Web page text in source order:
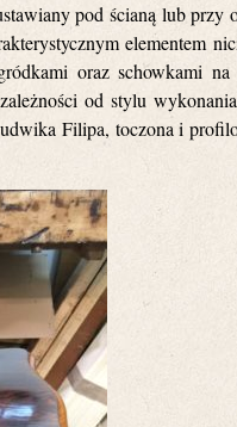
pod ścianą lub przy
elementem
oraz schowkami
od stylu
Filipa, toczona i